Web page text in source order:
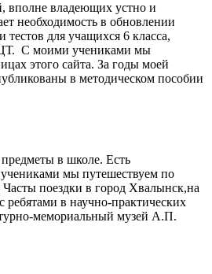
вполне владеющих устно и
необходимость в обновлении
для учащихся 6 класса,
ЦТ. С моими учениками мы
этого сайта. За годы моей
в методическом пособии
в школе. Есть
мы путешествуем по
поездки в город Хвалынск,на
в научно-практических
мемориальный музей А.П.